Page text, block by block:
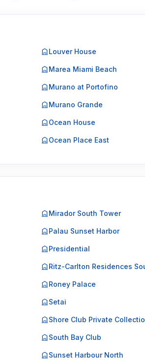
Louver House
Marea Miami Beach
Murano at Portofino
Murano Grande
Ocean House
Ocean Place East
Mirador South Tower
Palau Sunset Harbor
Presidential
Ritz-Carlton Residences
Roney Palace
Setai
Shore Club Private
South Bay Club
Sunset Harbour North